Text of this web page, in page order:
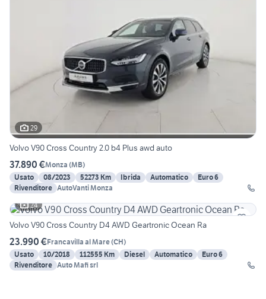
29
Volvo V90 Cross Country 2.0 b4 Plus awd auto
37.890 €Monza (MB)
Usato
08/2023 52273 Km Ibrida Automatico
Euro 6
Rivenditore AutoVanti Monza
24
Volvo V90 Cross Country D4 AWD Geartronic Ocean Ra
23.990 €Francavilla al Mare(CH)
Usato
10/2018 112555 Km Diesel Automatico
Euro 6
Rivenditore Auto Mafi srl